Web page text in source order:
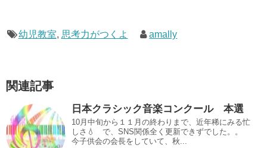
e
o
o
k
er
幼児教室, 思考力がつくよ amally
関連記事
日本クラシック音楽コンクール 本選
10月中旬から１１月の終わりまで、近年稀にみる忙
しさ💧 で、SNS関係全く更新できずでした。。
今子供会の会長をしていて、秋...